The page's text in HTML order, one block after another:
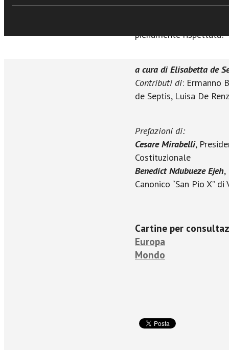
essere genitori? Qual
pienamente rispettata?
a cura di Elisabetta de
Contributi di: Ermanno
de Septis, Luisa De
Prefazioni di:
Cesare Mirabelli,
Costituzionale
Benedict Ndubueze Ejeh,
Canonico “San Pio X” di
Cartine per
Europa
Mondo